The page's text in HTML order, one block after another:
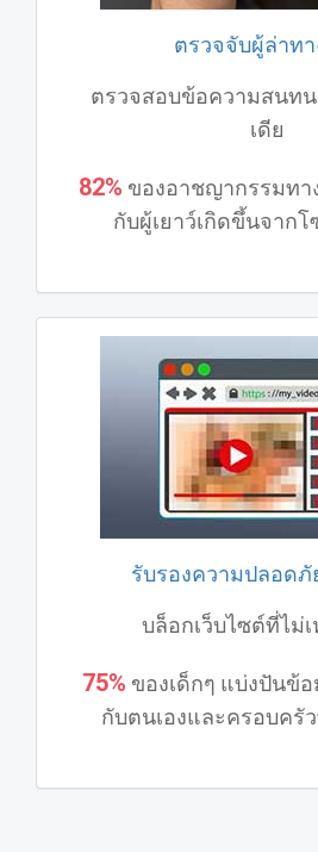
ตรวจจับผู้ล่าทา
ตรวจสอบข้อความสนท
เดีย
82% ของอาชญากรรมทา
กับผู้เยาว์เกิดขึ้นจากโ
รับรองความปลอด
บล็อกเว็บไซต์ที่ไม่
75% ของเด็กๆ แบ่งปันข้
กับตนเองและครอบครั